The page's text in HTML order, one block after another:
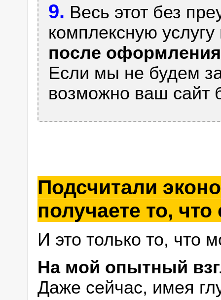
9. Весь этот без
комплексную
после оформления
Если мы не будем
возможно ваш сайт
Подсчитали
получаете то,
И это только то, что
На мой опытный
Даже сейчас, имея